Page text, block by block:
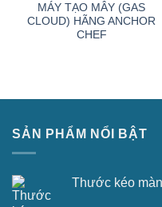
MÁY TẠO MÂY (GAS
CLOUD) HÃNG ANCHOR
CHEF
SẢN PHẨM NỔI BẬT
Thước kéo